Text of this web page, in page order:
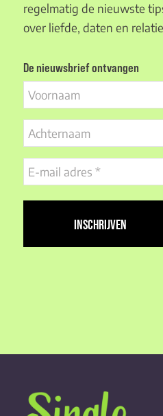
regelmatig de nieuwste
over liefde, daten en
De nieuwsbrief ontvangen
Voornaam
Achternaam
E-
mail
adres